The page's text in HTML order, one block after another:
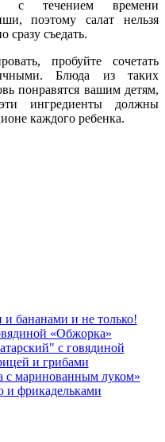
с течением времени
поэтому салат нельзя
сразу съедать.
пробуйте сочетать
Блюда из таких
понравятся вашим детям,
ингредиенты должны
каждого ребенка.
бананами и не только!
«Обжорка»
с говядиной
и грибами
с маринованным луком»
фрикадельками